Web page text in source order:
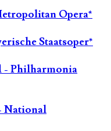
Opera*
Staatsoper*
- Philharmonia
National